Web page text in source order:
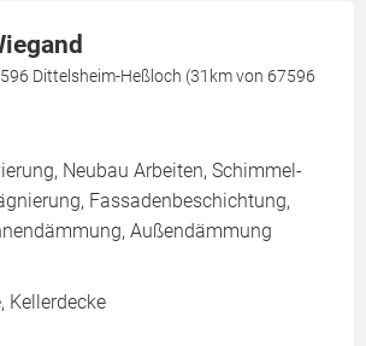
Dittelsheim-Heßloch (31km von 67596
Neubau Arbeiten, Schimmel-
Fassadenbeschichtung,
Außendämmung
Kellerdecke